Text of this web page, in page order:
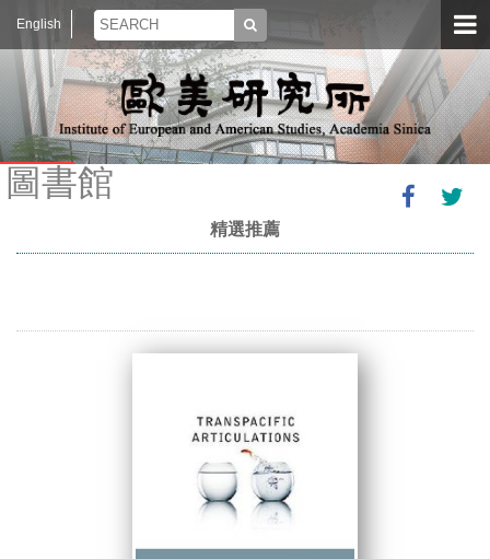
English
圖書館
精選推薦